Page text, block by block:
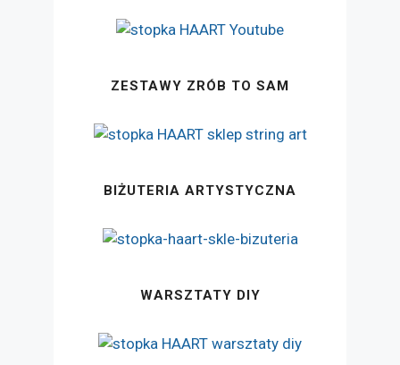
ZESTAWY ZRÓB TO SAM
BIŻUTERIA ARTYSTYCZNA
WARSZTATY DIY